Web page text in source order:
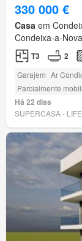
330 000 €
Casa em
Condeixa-a-
T3 2
Garajem Ar
Parcialmente
Há 22 dias
SUPERCASA -